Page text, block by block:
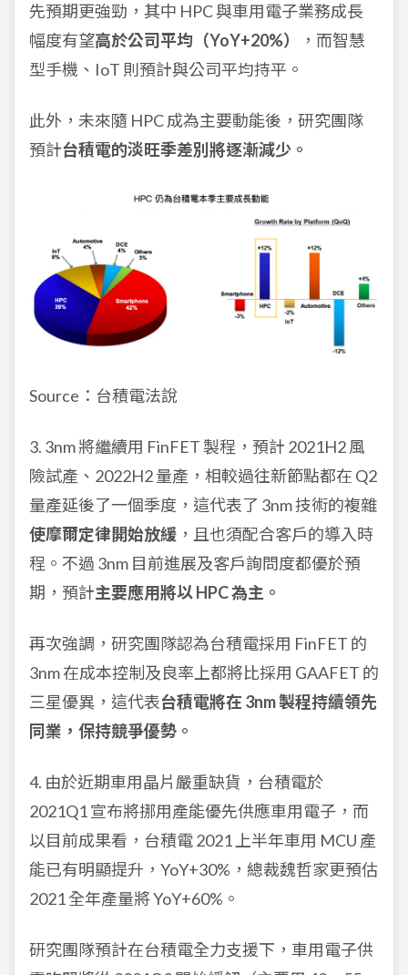
先預期更強勁，其中 HPC 與車用電子業務成長
幅度有望高於公司平均（YoY+20%）
，而智慧
型手機、IoT 則預計與公司平均持平。
此外，未來隨 HPC 成為主要動能後，研究團隊
預計台積電的淡旺季差別將逐漸減少。
Source：台積電法說
3. 3nm將繼續用 FinFET 製程，預計 2021H2 風
險試產、2022H2 量產，相較過往新節點都在 Q2
量產延後了一個季度，這代表了 3nm 技術的複雜
使摩爾定律開始放緩 ，且也須配合客戶的導入時
程。不過 3nm 目前進展及客戶詢問度都優於預
期，預計主要應用將以 HPC 為主。
再次強調，研究團隊認為台積電採用 FinFET 的
3nm 在成本控制及良率上都將比採用 GAAFET 的
三星優異，這代表台積電將在 3nm 製程持續領先
同業，保持競爭優勢。
4. 由於近期車用晶片嚴重缺貨，台積電於
2021Q1 宣布將挪用產能優先供應車用電子，而
以目前成果看，台積電 2021 上半年車用 MCU 產
能已有明顯提升，YoY+30%，總裁魏哲家更預估
2021 全年產量將 YoY+60%。
研究團隊預計在台積電全力支援下，車用電子供